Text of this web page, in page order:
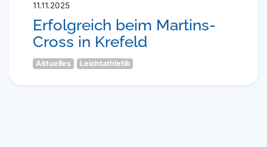
11.11.2025
Erfolgreich beim Martins-
Cross in Krefeld
Aktuelles Leichtathletik